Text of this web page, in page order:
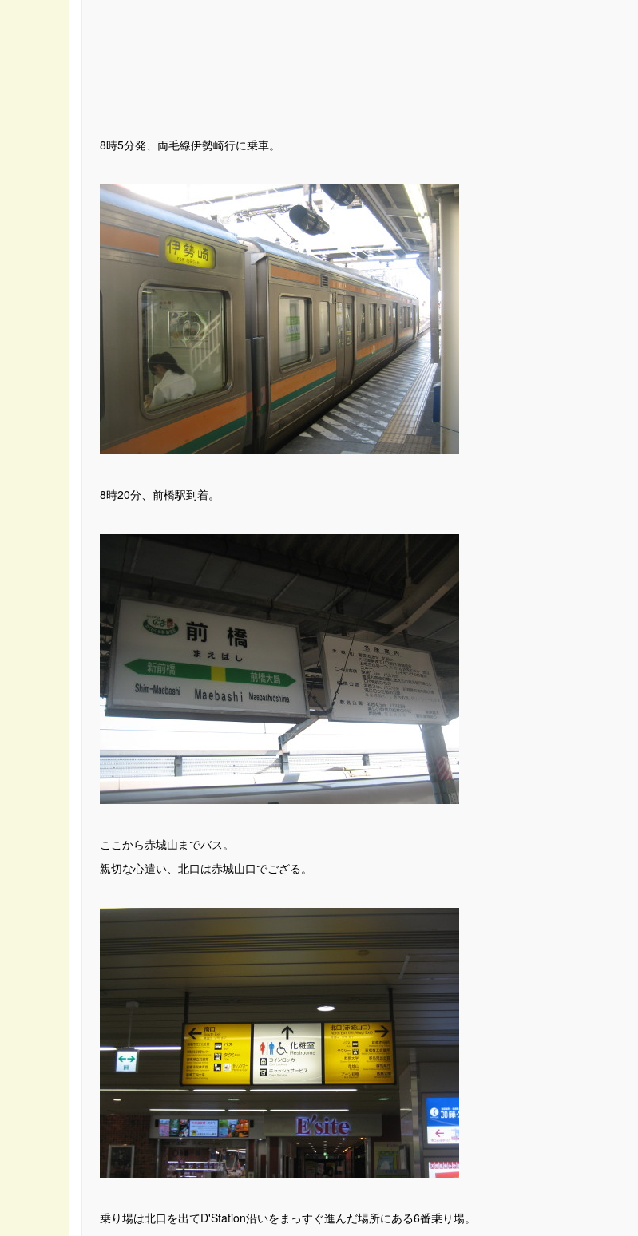
8時5分発、両毛線伊勢崎行に乗車。
8時20分、前橋駅到着。
ここから赤城山までバス。
親切な心遣い、北口は赤城山口でござる。
乗り場は北口を出てD'Station沿いをまっすぐ進んだ場所にある6番乗り場。